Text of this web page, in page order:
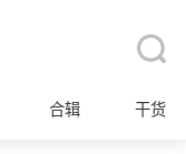
合辑 干货